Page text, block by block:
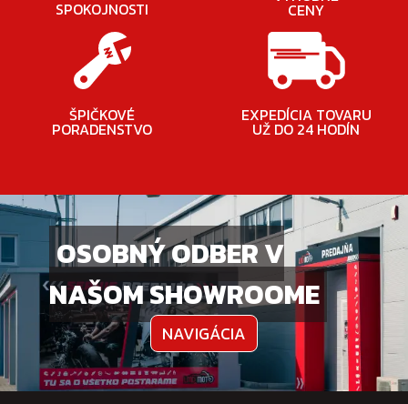
SPOKOJNOSTI CENY
ŠPIČKOVÉ
PORADENSTVO
EXPEDÍCIA TOVARU
UŽ DO 24 HODÍN
OSOBNÝ ODBER V
NAŠOM SHOWROOME
NAVIGÁCIA